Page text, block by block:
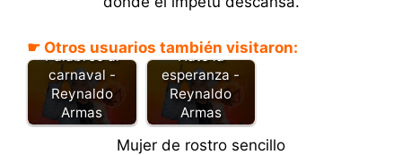
☛ Otros usuarios también visitaron:
Palabreo al
carnaval -
Reynaldo
Armas
Hato la
esperanza -
Reynaldo
Armas
Mujer de rostro sencillo